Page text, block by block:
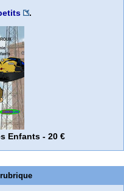
.
Enfants - 20 €